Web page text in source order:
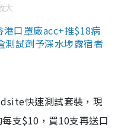
大
口罩廠acc+推$18病
測試劑予深水埗露宿者
快速測試套裝，現
支$10，買10支再送口